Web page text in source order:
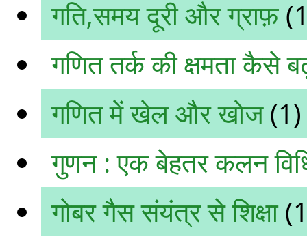
गति,समय दूरी और ग्राफ़
गणित तर्क की क्षमता कैसे
गणित में खेल और खोज(1)
गुणन : एक बेहतर कलन
गोबर गैस संयंत्र से शिक्षा